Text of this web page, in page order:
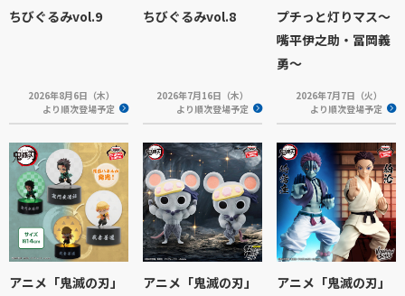
ちびぐるみvol.9
2026年8月6日（木）
より順次登場予定
ちびぐるみvol.8
2026年7月16日（木）
より順次登場予定
プチっと灯りマス～
嘴平伊之助・冨岡義
勇～
2026年7月7日（火）
より順次登場予定
アニメ「鬼滅の刃」
アニメ「鬼滅の刃」
アニメ「鬼滅の刃」